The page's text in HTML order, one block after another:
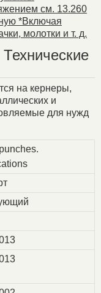
см. 13.260
*Включая
молотки и т. д.
на кернеры,
и
для нужд